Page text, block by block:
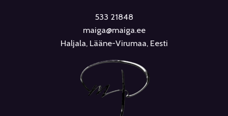
533 21848
maiga@maiga.ee
Haljala, Lääne-Virumaa, Eesti